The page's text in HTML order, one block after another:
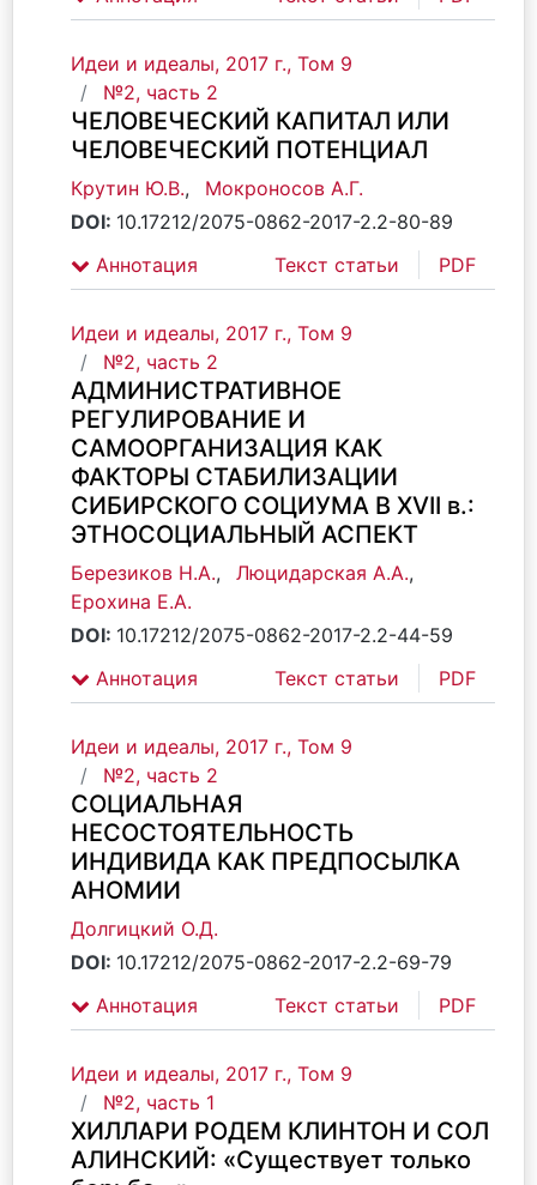
Идеи и идеалы, 2017 г., Том 9
№2, часть 2
ЧЕЛОВЕЧЕСКИЙ КАПИТАЛ ИЛИ
ЧЕЛОВЕЧЕСКИЙ ПОТЕНЦИАЛ
Крутин Ю.В.,
Мокроносов А.Г.
DOI: 10.17212/2075-0862-2017-2.2-80-89
Аннотация
Текст статьи PDF
Идеи и идеалы, 2017 г., Том 9
№2, часть 2
АДМИНИСТРАТИВНОЕ
РЕГУЛИРОВАНИЕ И
САМООРГАНИЗАЦИЯ КАК
ФАКТОРЫ СТАБИЛИЗАЦИИ
СИБИРСКОГО СОЦИУМА В XVII в.:
ЭТНОСОЦИАЛЬНЫЙ АСПЕКТ
Березиков Н.А., Люцидарская А.А.,
Ерохина Е.А.
DOI: 10.17212/2075-0862-2017-2.2-44-59
Аннотация
Текст статьи PDF
Идеи и идеалы, 2017 г., Том 9
№2, часть 2
СОЦИАЛЬНАЯ
НЕСОСТОЯТЕЛЬНОСТЬ
ИНДИВИДА КАК ПРЕДПОСЫЛКА
АНОМИИ
Долгицкий О.Д.
DOI: 10.17212/2075-0862-2017-2.2-69-79
Аннотация
Текст статьи PDF
Идеи и идеалы, 2017 г., Том 9
№2, часть 1
ХИЛЛАРИ РОДЕМ КЛИНТОН И СОЛ
АЛИНСКИЙ: «Существует только